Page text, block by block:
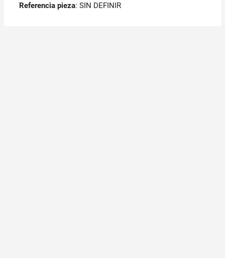
Referencia pieza: SIN DEFINIR